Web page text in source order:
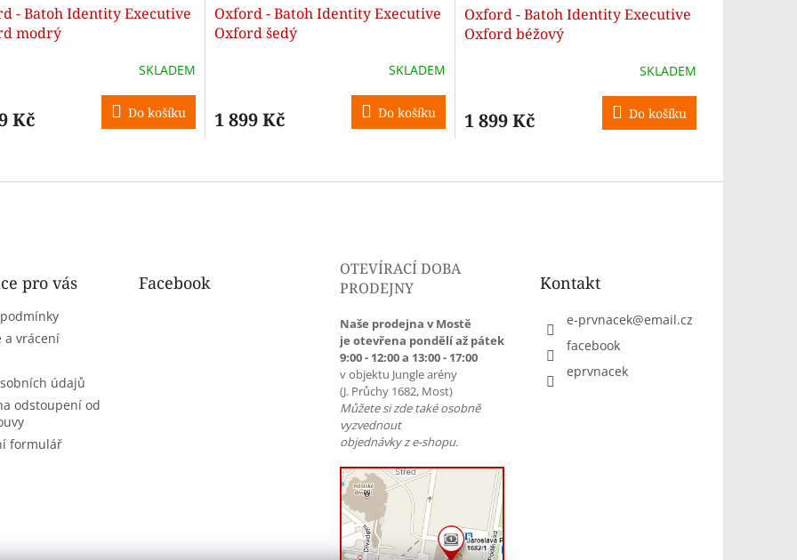
- Batoh Identity Executive
modrý
SKLADEM
Kč Do košíku
Oxford - Batoh Identity Executive
Oxford šedý
SKLADEM
1 899 Kč Do košíku
Oxford - Batoh Identity Executive
Oxford béžový
SKLADEM
1 899 Kč Do košíku
v
pro vás
a vrácení
údajů
odstoupení od
formulář
Facebook
OTEVÍRACÍ DOBA
PRODEJNY
Naše prodejna v Mostě
je otevřena pondělí až pátek
9:00 - 12:00 a 13:00 - 17:00
v objektu Jungle arény
(J. Průchy 1682, Most)
Můžete si zde také osobně
vyzvednout
objednávky z e-shopu.
Kontakt
e-prvnacek@email.cz
facebook
eprvnacek